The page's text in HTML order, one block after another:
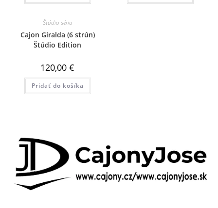
Štúdio séria
Cajon Giralda (6 strún)
Štúdio Edition
120,00€
Pridať do košíka